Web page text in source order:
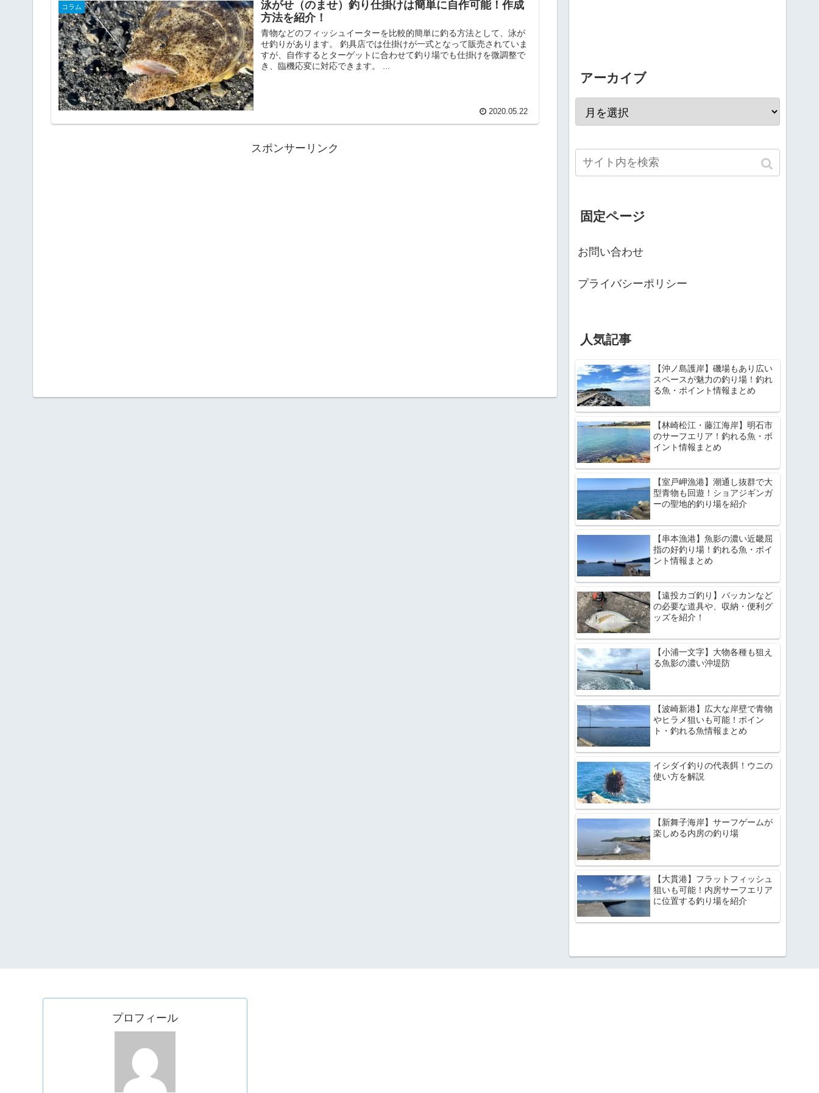
コラム
泳がせ（のませ）釣り仕掛けは簡単に自作可能！作成
方法を紹介！
青物などのフィッシュイーターを比較的簡単に釣る方法として、泳が
せ釣りがあります。 釣具店では仕掛けが一式となって販売されていま
すが、自作するとターゲットに合わせて釣り場でも仕掛けを微調整で
き、臨機応変に対応できます。 ...
2020.05.22
スポンサーリンク
アーカイブ
固定ページ
お問い合わせ
プライバシーポリシー
人気記事
【沖ノ島護岸】磯場もあり広い
スペースが魅力の釣り場！釣れ
る魚・ポイント情報まとめ
【林崎松江・藤江海岸】明石市
のサーフエリア！釣れる魚・ポ
イント情報まとめ
【室戸岬漁港】潮通し抜群で大
型青物も回遊！ショアジギンガ
ーの聖地的釣り場を紹介
【串本漁港】魚影の濃い近畿屈
指の好釣り場！釣れる魚・ポイ
ント情報まとめ
【遠投カゴ釣り】バッカンなど
の必要な道具や、収納・便利グ
ッズを紹介！
【小浦一文字】大物各種も狙え
る魚影の濃い沖堤防
【波崎新港】広大な岸壁で青物
やヒラメ狙いも可能！ポイン
ト・釣れる魚情報まとめ
イシダイ釣りの代表餌！ウニの
使い方を解説
【新舞子海岸】サーフゲームが
楽しめる内房の釣り場
【大貫港】フラットフィッシュ
狙いも可能！内房サーフエリア
に位置する釣り場を紹介
プロフィール